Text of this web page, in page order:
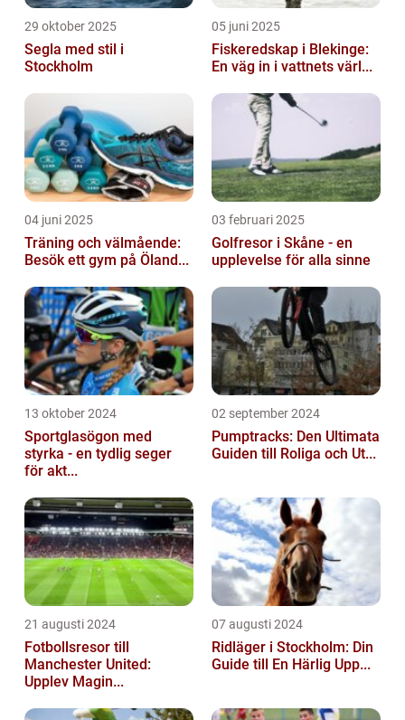
29 oktober 2025
Segla med stil i
Stockholm
05 juni 2025
Fiskeredskap i Blekinge:
En väg in i vattnets värl...
04 juni 2025
Träning och välmående:
Besök ett gym på Öland...
03 februari 2025
Golfresor i Skåne - en
upplevelse för alla sinne
13 oktober 2024
Sportglasögon med
styrka - en tydlig seger
för akt...
02 september 2024
Pumptracks: Den Ultimata
Guiden till Roliga och Ut...
21 augusti 2024
Fotbollsresor till
Manchester United:
Upplev Magin...
07 augusti 2024
Ridläger i Stockholm: Din
Guide till En Härlig Upp...